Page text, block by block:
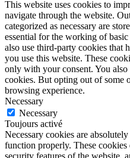
This website uses cookies to
navigate through the website.
categorized as necessary are
essential for the working of
also use third-party cookies that
you use this website. These
only with your consent. You
cookies. But opting out of some
browsing experience.
Necessary
Necessary
Toujours activé
Necessary cookies are
function properly. These
security features of the website,